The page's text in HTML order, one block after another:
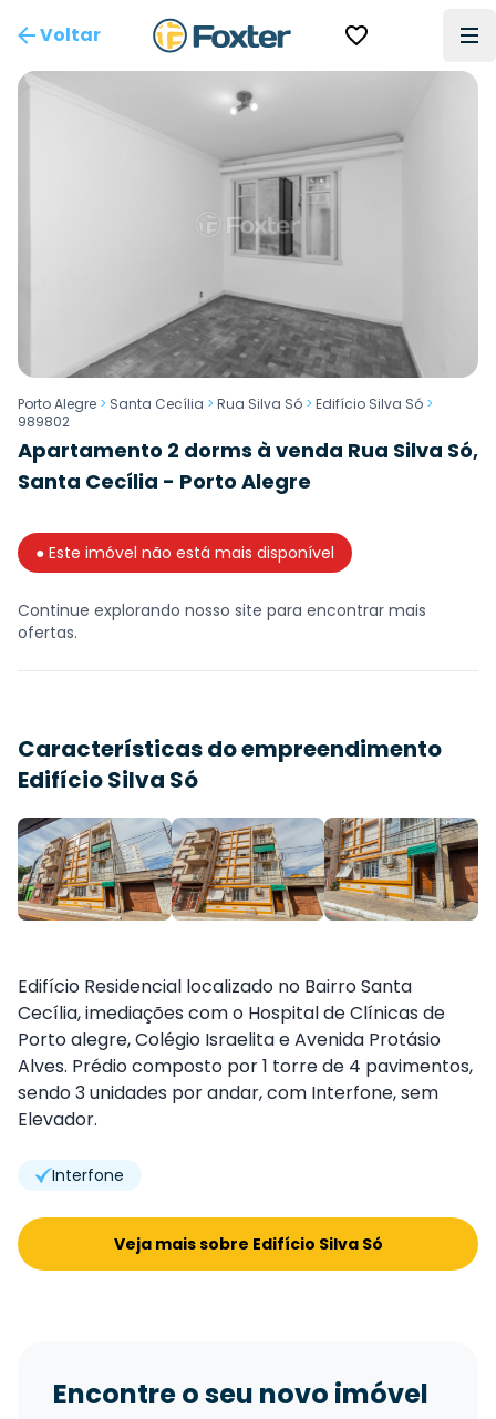
Voltar
Porto Alegre > Santa Cecília > Rua Silva Só > Edifício Silva Só >
989802
Apartamento 2 dorms à venda Rua Silva Só,
Santa Cecília - Porto Alegre
● Este imóvel não está mais disponível
Continue explorando nosso site para encontrar mais
ofertas.
Características do empreendimento
Edifício Silva Só
Edifício Residencial localizado no Bairro Santa
Cecília, imediações com o Hospital de Clínicas de
Porto alegre, Colégio Israelita e Avenida Protásio
Alves. Prédio composto por 1 torre de 4 pavimentos,
sendo 3 unidades por andar, com Interfone, sem
Elevador.
Interfone
Veja mais sobre Edifício Silva Só
Encontre o seu novo imóvel